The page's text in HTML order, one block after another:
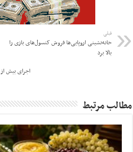
قبلی
خانه‌نشینی اروپایی‌ها فروش کنسول‌های بازی را
بالا برد
مطالب مرتبط